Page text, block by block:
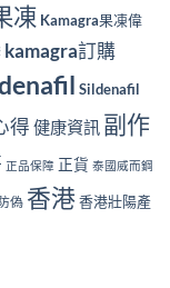
凍 Kamagra果凍偉
kamagra訂購
Sildenafil
得 健康資訊 副作
正品保障 正貨 泰國威而鋼
偽 香港香港壯陽產